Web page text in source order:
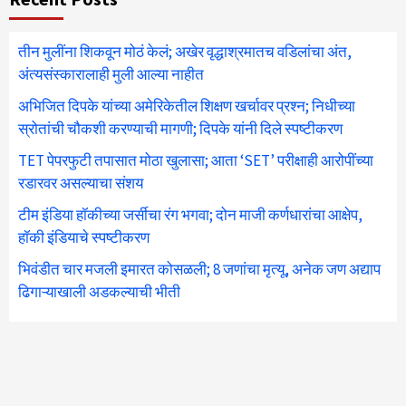
तीन मुलींना शिकवून मोठं केलं; अखेर वृद्धाश्रमातच वडिलांचा अंत,
अंत्यसंस्कारालाही मुली आल्या नाहीत
अभिजित दिपके यांच्या अमेरिकेतील शिक्षण खर्चावर प्रश्न; निधीच्या
स्रोतांची चौकशी करण्याची मागणी; दिपके यांनी दिले स्पष्टीकरण
TET पेपरफुटी तपासात मोठा खुलासा; आता ‘SET’ परीक्षाही आरोपींच्या
रडारवर असल्याचा संशय
टीम इंडिया हॉकीच्या जर्सीचा रंग भगवा; दोन माजी कर्णधारांचा आक्षेप,
हॉकी इंडियाचे स्पष्टीकरण
भिवंडीत चार मजली इमारत कोसळली; 8 जणांचा मृत्यू, अनेक जण अद्याप
ढिगाऱ्याखाली अडकल्याची भीती